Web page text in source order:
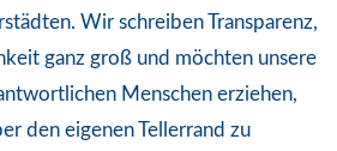
Wir schreiben Transparenz,
ganz groß und möchten unsere
Menschen erziehen,
den eigenen Tellerrand zu